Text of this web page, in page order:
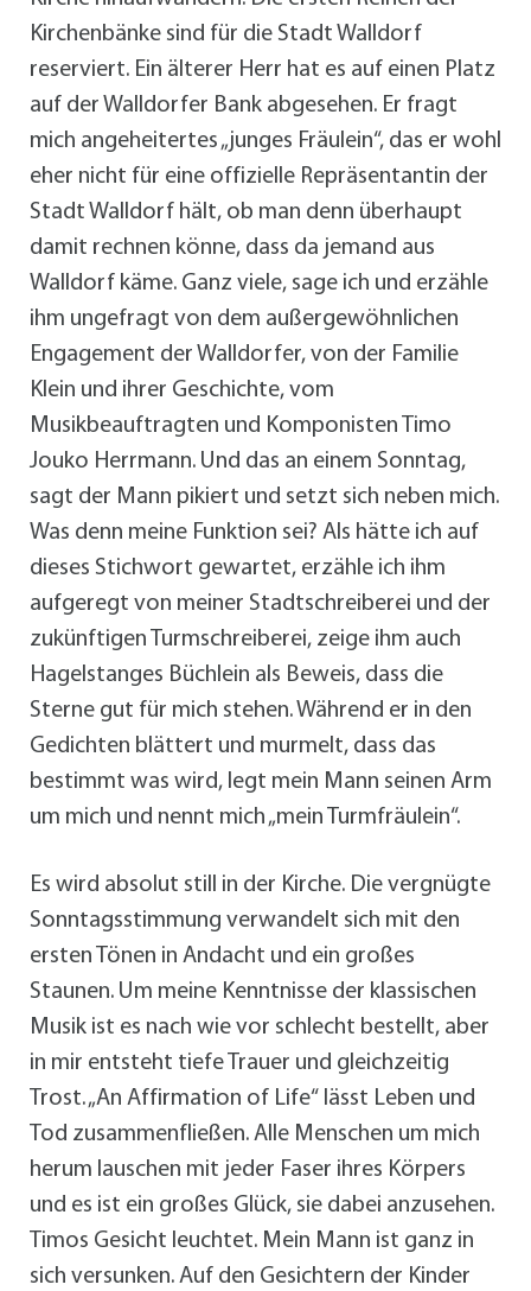
Kirchenbänke sind für die Stadt Walldorf
reserviert. Ein älterer Herr hat es auf einen Platz
auf der Walldorfer Bank abgesehen. Er fragt
mich angeheitertes „junges Fräulein“, das er wohl
eher nicht für eine offizielle Repräsentantin der
Stadt Walldorf hält, ob man denn überhaupt
damit rechnen könne, dass da jemand aus
Walldorf käme. Ganz viele, sage ich und erzähle
ihm ungefragt von dem außergewöhnlichen
Engagement der Walldorfer, von der Familie
Klein und ihrer Geschichte, vom
Musikbeauftragten und Komponisten Timo
Jouko Herrmann. Und das an einem Sonntag,
sagt der Mann pikiert und setzt sich neben mich.
Was denn meine Funktion sei? Als hätte ich auf
dieses Stichwort gewartet, erzähle ich ihm
aufgeregt von meiner Stadtschreiberei und der
zukünftigen Turmschreiberei, zeige ihm auch
Hagelstanges Büchlein als Beweis, dass die
Sterne gut für mich stehen. Während er in den
Gedichten blättert und murmelt, dass das
bestimmt was wird, legt mein Mann seinen Arm
um mich und nennt mich „mein Turmfräulein“.
Es wird absolut still in der Kirche. Die vergnügte
Sonntagsstimmung verwandelt sich mit den
ersten Tönen in Andacht und ein großes
Staunen. Um meine Kenntnisse der klassischen
Musik ist es nach wie vor schlecht bestellt, aber
in mir entsteht tiefe Trauer und gleichzeitig
Trost. „An Affirmation of Life“ lässt Leben und
Tod zusammenfließen. Alle Menschen um mich
herum lauschen mit jeder Faser ihres Körpers
und es ist ein großes Glück, sie dabei anzusehen.
Timos Gesicht leuchtet. Mein Mann ist ganz in
sich versunken. Auf den Gesichtern der Kinder